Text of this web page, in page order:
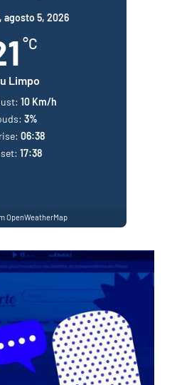
agosto 5, 2026
°C
Limpo
10 Km/h
3%
06:38
17:38
OpenWeatherMap